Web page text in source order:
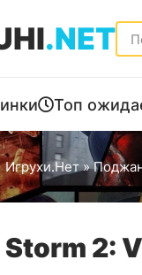
.NET
Топ
»
2: